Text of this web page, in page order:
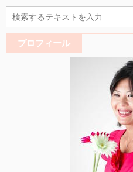
プロフィール